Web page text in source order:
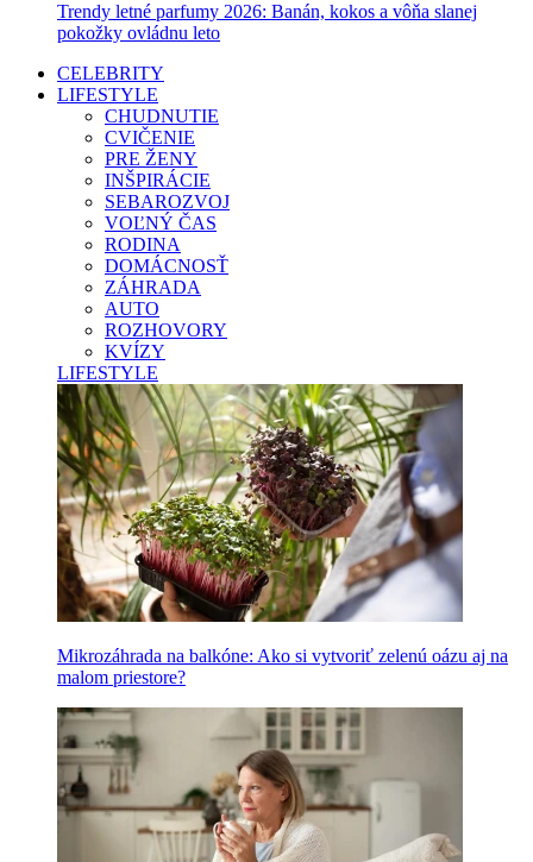
Trendy letné parfumy 2026: Banán, kokos a vôňa slanej
pokožky ovládnu leto
CELEBRITY
LIFESTYLE
CHUDNUTIE
CVIČENIE
PRE ŽENY
INŠPIRÁCIE
SEBAROZVOJ
VOĽNÝ ČAS
RODINA
DOMÁCNOSŤ
ZÁHRADA
AUTO
ROZHOVORY
KVÍZY
LIFESTYLE
Mikrozáhrada na balkóne: Ako si vytvoriť zelenú oázu aj na
malom priestore?